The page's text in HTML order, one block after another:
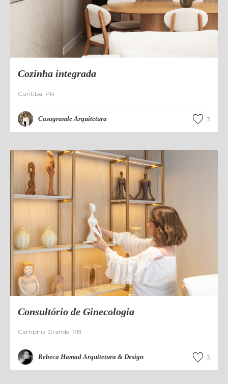
Cozinha integrada
Curitiba, PR
Casagrande Arquitetura 3
Consultório de Ginecologia
Campina Grande, PB
Rebeca Hamad Arquitetura & Design 3